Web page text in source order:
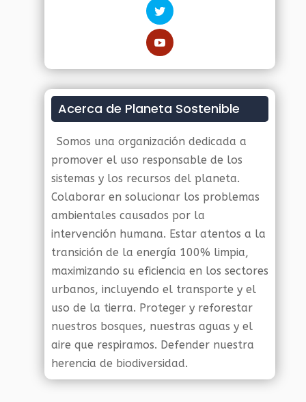
Acerca de Planeta Sostenible
Somos una organización dedicada a
promover el uso responsable de los
sistemas y los recursos del planeta.
Colaborar en solucionar los problemas
ambientales causados por la
intervención humana. Estar atentos a la
transición de la energía 100% limpia,
maximizando su eficiencia en los sectores
urbanos, incluyendo el transporte y el
uso de la tierra. Proteger y reforestar
nuestros bosques, nuestras aguas y el
aire que respiramos. Defender nuestra
herencia de biodiversidad.